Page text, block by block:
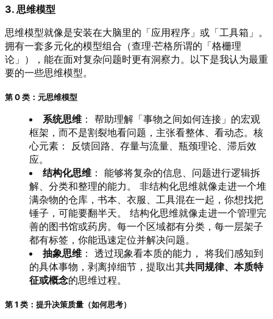
3. 思维模型
思维模型就像是安装在大脑里的「应用程序」或「工具箱」。
拥有一套多元化的模型组合（查理·芒格所谓的「格栅理
论」），能在面对复杂问题时更有洞察力。以下是我认为最重
要的一些思维模型。
第 0 类：元思维模型
系统思维 ： 帮助理解「事物之间如何连接」的宏观
框架，而不是割裂地看问题，主张看整体、看动态。核
心元素： 反馈回路、存量与流量、瓶颈理论、滞后效
应。
结构化思维 ： 能够将复杂的信息、问题进行逻辑拆
解、分类和整理的能力。 非结构化思维就像走进一个堆
满杂物的仓库，书本、衣服、工具混在一起，你想找把
锤子，可能要翻半天。 结构化思维就像走进一个管理完
善的图书馆或药房。每一个区域都有分类，每一层架子
都有标签，你能迅速定位并解决问题。
抽象思维 ： 透过现象看本质的能力， 将我们感知到
的具体事物，剥离掉细节，提取出其共同规律、本质特
征或概念的思维过程。
第 1 类：提升决策质量（如何思考）